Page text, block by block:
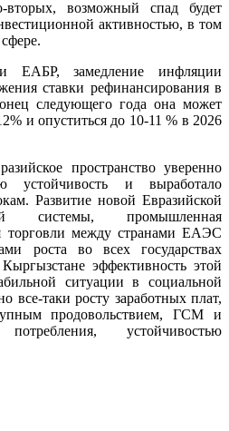
возможный спад будет
активностью, в том
ЕАБР, замедление инфляции
ставки рефинансирования в
следующего года она может
и опуститься до 10-11 % в 2026
пространство уверенно
устойчивость и выработало
Развитие новой Евразийской
системы, промышленная
торговли между странами ЕАЭС
роста во всех государствах
эффективность этой
ситуации в социальной
все-таки росту заработных плат,
продовольствием, ГСМ и
устойчивостью